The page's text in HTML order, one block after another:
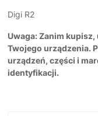
Digi R2
Uwaga: Zanim
Twojego urządzenia.
urządzeń, części i
identyfikacji.